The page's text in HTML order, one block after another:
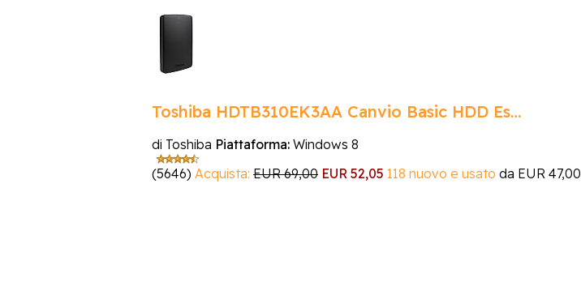
Toshiba HDTB310EK3AA Canvio Basic HDD Es…
di Toshiba Piattaforma: Windows 8
(5646) Acquista: EUR 69,00 EUR 52,05 118 nuovo e usato da EUR 47,00